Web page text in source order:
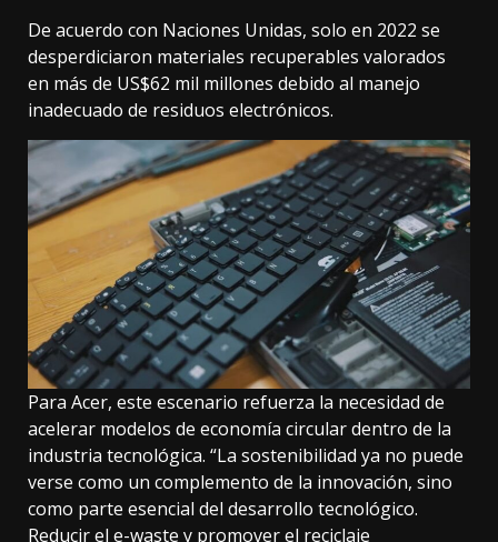
De acuerdo con Naciones Unidas, solo en 2022 se
desperdiciaron materiales recuperables valorados
en más de US$62 mil millones debido al manejo
inadecuado de residuos electrónicos.
Para Acer, este escenario refuerza la necesidad de
acelerar modelos de economía circular dentro de la
industria tecnológica. “La sostenibilidad ya no puede
verse como un complemento de la innovación, sino
como parte esencial del desarrollo tecnológico.
Reducir el e-waste y promover el reciclaje